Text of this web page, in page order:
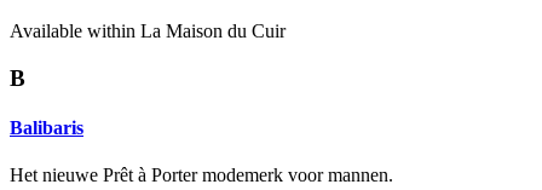
Available within La Maison du Cuir
B
Balibaris
Het nieuwe Prêt à Porter modemerk voor mannen.